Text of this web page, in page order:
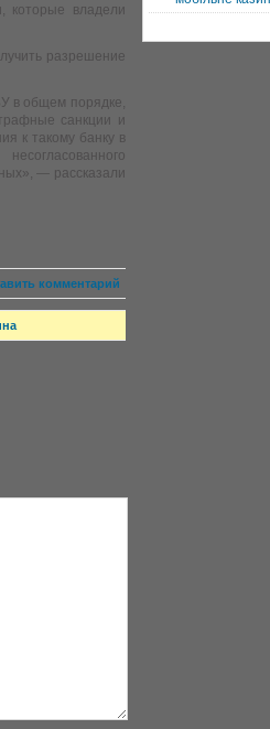
которые владели
разрешение
в общем порядке,
санкции и
к такому банку в
— рассказали
комментарий